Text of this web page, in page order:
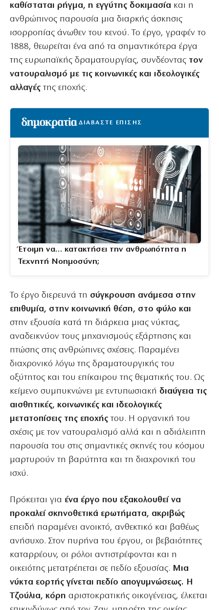
καθίσταται ρήγμα, η εγγύτης δοκιμασία και η
ανθρώπινος παρουσία μια διαρκής άσκησις
ισορροπίας άνωθεν του κενού. Το έργο, γραφέν το
1888, θεωρείται ένα από τα σημαντικότερα έργα
της ευρωπαϊκής δραματουργίας, συνδέοντας τον
νατουραλισμό με τις κοινωνικές και ιδεολογικές
αλλαγές της εποχής.
ΔΙΑΒΑΣΤΕ ΕΠΙΣΗΣ
Έτοιμη να… κατακτήσει την ανθρωπότητα η
Τεχνητή Νοημοσύνη;
Το έργο διερευνά τη σύγκρουση ανάμεσα στην
επιθυμία, στην κοινωνική θέση, στο φύλο και
στην εξουσία κατά τη διάρκεια μιας νύκτας,
αναδεικνύον τους μηχανισμούς εξάρτησης και
πτώσης στις ανθρώπινες σχέσεις. Παραμένει
διαχρονικό λόγω της δραματουργικής του
οξύτητος και του επίκαιρου της θεματικής του. Ως
κείμενο συμπυκνώνει με εντυπωσιακή διαύγεια τις
αισθητικές, κοινωνικές και ιδεολογικές
μετατοπίσεις της εποχής του. Η οργανική του
σχέσις με τον νατουραλισμό αλλά και η αδιάλειπτη
παρουσία του στις σημαντικές σκηνές του κόσμου
μαρτυρούν τη βαρύτητα και τη διαχρονική του
ισχύ.
Πρόκειται για ένα έργο που εξακολουθεί να
προκαλεί σκηνοθετικά ερωτήματα, ακριβώς
επειδή παραμένει ανοικτό, ανθεκτικό και βαθέως
ανήσυχο. Στον πυρήνα του έργου, οι βεβαιότητες
καταρρέουν, οι ρόλοι αντιστρέφονται και η
οικειότης μετατρέπεται σε πεδίο εξουσίας. Μια
νύκτα εορτής γίνεται πεδίο απογυμνώσεως. Η
Τζούλια, κόρη αριστοκρατικής οικογένειας, έλκεται